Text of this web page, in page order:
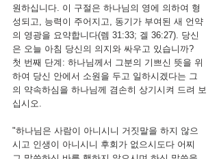
원하십니다. 이 구절은 하나님의 영에 의하여 형
성되고, 능력이 주어지고, 동기가 부여된 새 언약
의 영광을 요약합니다(렘 31:33; 겔 36:27). 당신
은 오늘 아침 당신의 의지와 싸우고 있습니까?
첫 번째 단계: 하나님께서 그분의 기쁘신 뜻을 위
하여 당신 안에서 소원을 두고 일하시겠다는 그
의 약속하심을 하나님께 겸손히 상기시켜 드려 보
십시오.
"하나님은 사람이 아니시니 거짓말을 하지 않으
시고 인생이 아니시니 후회가 없으시도다 어찌